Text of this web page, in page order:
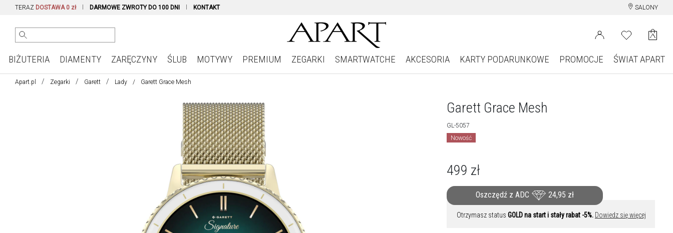
TERAZ DOSTAWA 0 zł DARMOWE ZWROTY DO 100 DNI KONTAKT SALONY
BIŻUTERIA DIAMENTY ZARĘCZYNY ŚLUB MOTYWY PREMIUM ZEGARKI SMARTWATCHE AKCESORIA KARTY PODARUNKOWE PROMOCJE ŚWIAT APART
Apart.pl Zegarki Garett Lady Garett Grace Mesh
Garett Grace Mesh
GL-5057
Nowość
499 zł
Oszczędź z ADC 24,95 zł
Otrzymasz status GOLD na start i stały rabat -5%. Dowiedz się więcej